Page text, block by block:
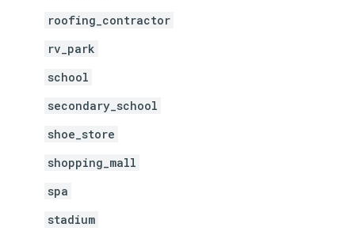
roofing_contractor
rv_park
school
secondary_school
shoe_store
shopping_mall
spa
stadium